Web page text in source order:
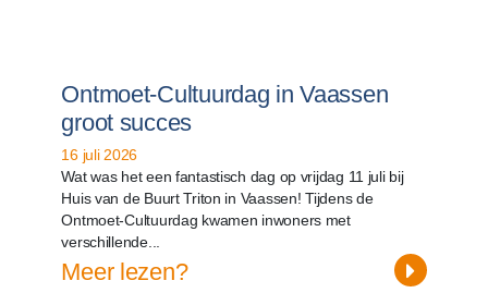
Ontmoet-Cultuurdag in Vaassen
groot succes
16 juli 2026
Wat was het een fantastisch dag op vrijdag 11 juli bij
Huis van de Buurt Triton in Vaassen! Tijdens de
Ontmoet-Cultuurdag kwamen inwoners met
verschillende...
Meer lezen?